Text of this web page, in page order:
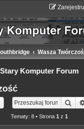
Wasza
Stary Komputer Forum
Tematy: 8 • Strona1 z1